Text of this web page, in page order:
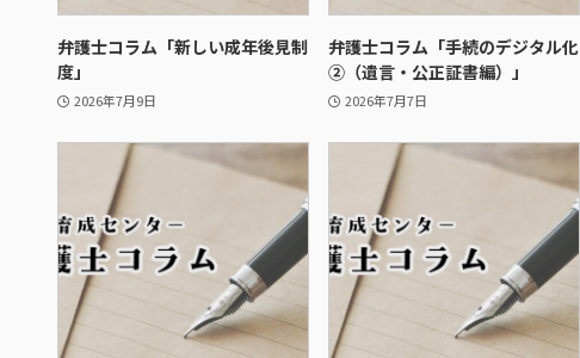
弁護士コラム「新しい成年後見制
度」
2026年7月9日
弁護士コラム「手続のデジタル化
②（遺言・公正証書編）」
2026年7月7日